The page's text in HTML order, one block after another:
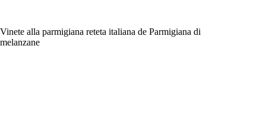
Vinete alla parmigiana reteta italiana de Parmigiana di
melanzane